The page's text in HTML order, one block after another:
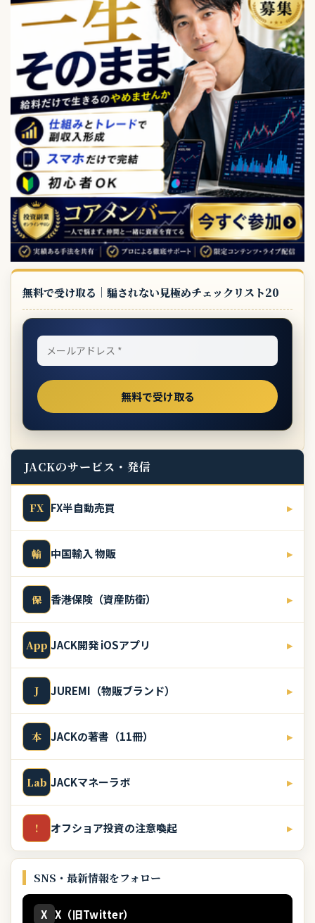
無料で受け取る｜騙されない見極めチェックリスト20
JACKのサービス・発信
FX FX半自動売買 ▸
輸 中国輸入 物販 ▸
保 香港保険（資産防衛） ▸
App JACK開発 iOSアプリ ▸
J JUREMI（物販ブランド） ▸
本 JACKの著書（11冊） ▸
Lab JACKマネーラボ ▸
! オフショア投資の注意喚起 ▸
SNS・最新情報をフォロー
X X（旧Twitter）